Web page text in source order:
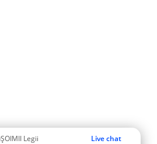
ȘOIMII Legii Live chat